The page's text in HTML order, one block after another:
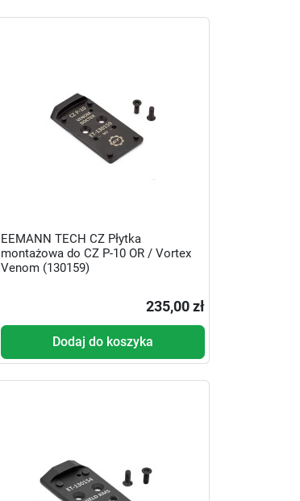
EEMANN TECH CZ Płytka
montażowa do CZ P-10 OR / Vortex
Venom (130159)
235,00 zł
Dodaj do koszyka